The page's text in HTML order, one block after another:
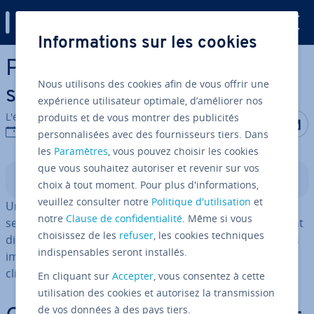
Aller au contenu principal
Peer-to-Peer : des réseaux
sans serveur central
L'équipe édi­to­riale IONOS
12/05/2023
Partager
Sommaire
Un réseau peer-to-peer renonce à la structure client-
serveur typique. Au lieu de cela, toutes les données sont
dis­tri­buées de manière dé­cen­tra­li­sée et les or­di­na­teurs
impliqués agissent à la fois comme serveur et comme
client.
Informations sur les cookies
Nous utilisons des cookies afin de vous offrir une
expérience utilisateur optimale, d’améliorer nos
produits et de vous montrer des publicités
personnalisées avec des fournisseurs tiers. Dans
les Paramètres, vous pouvez choisir les cookies
que vous souhaitez autoriser et revenir sur vos
choix à tout moment. Pour plus d'informations,
veuillez consulter notre Politique d'utilisation et
notreClause de confidentialité. Même si vous
choisissez de les refuser, les cookies techniques
indispensables seront installés.
En cliquant surAccepter, vous consentez à cette
utilisation des cookies et autorisez la transmission
de vos données à des pays tiers.